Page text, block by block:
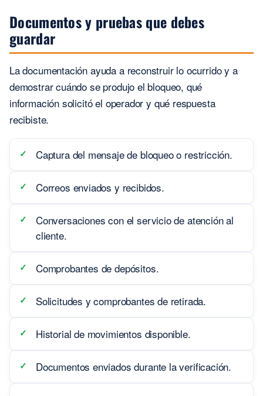
Documentos y pruebas que debes
guardar
La documentación ayuda a reconstruir lo ocurrido y a
demostrar cuándo se produjo el bloqueo, qué
información solicitó el operador y qué respuesta
recibiste.
Captura del mensaje de bloqueo o restricción.
Correos enviados y recibidos.
Conversaciones con el servicio de atención al
cliente.
Comprobantes de depósitos.
Solicitudes y comprobantes de retirada.
Historial de movimientos disponible.
Documentos enviados durante la verificación.